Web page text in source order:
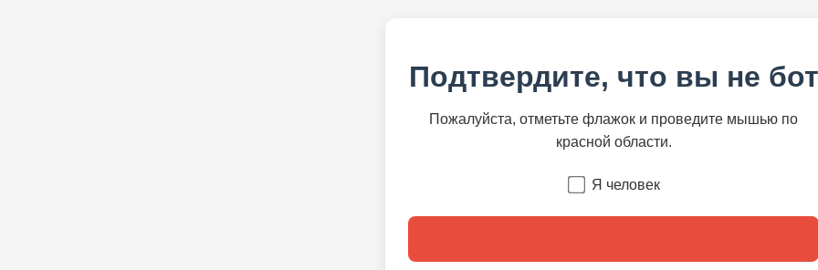
Подтвердите, что вы не бот
Пожалуйста, отметьте флажок и проведите мышью по
красной области.
Я человек